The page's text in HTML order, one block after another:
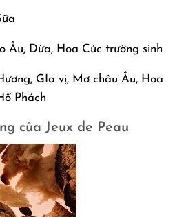
Âu, Dừa, Hoa Cúc trường sinh
GIa vị, Mơ châu Âu, Hoa
Phách
của Jeux de Peau